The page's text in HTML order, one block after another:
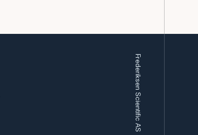
Frederiksen Scientific AS